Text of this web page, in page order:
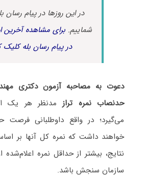
در این روزها در پیام رسان
شماییم.برای مشاهده آخرین
در پیام رسان بله کلیک
دعوت به مصاحبه آزمون دکتری
حدنصاب نمره ترازمدنظر هر یک
می‌گیرد؛ در واقع داوطلبانی فرصت
خواهند داشت که نمره کل آنها بر اساس
نتایج، بیشتر از حداقل نمره
سازمان سنجش باشد.